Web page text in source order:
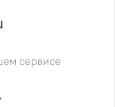
сервисе